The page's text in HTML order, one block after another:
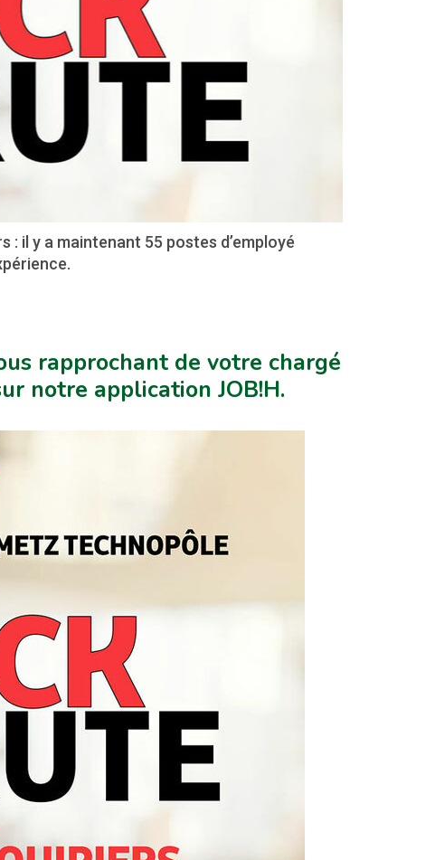
il y a maintenant 55 postes d’employé
rapprochant de votre chargé
notre application JOB!H.